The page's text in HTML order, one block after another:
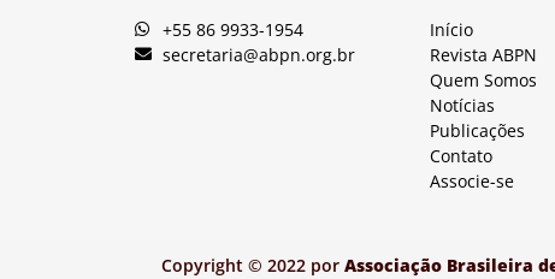
+55 86 9933-1954
secretaria@abpn.org.br
Início
Revista ABPN
Quem Somos
Notícias
Publicações
Contato
Associe-se
Copyright © 2022 por Associação Brasileira